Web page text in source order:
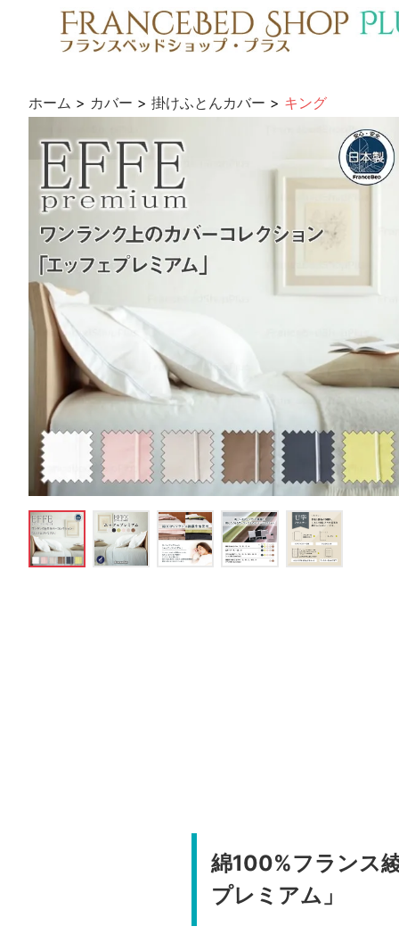
ホーム > カバー > 掛けふとんカバー > キング
綿100%フランス
プレミアム」